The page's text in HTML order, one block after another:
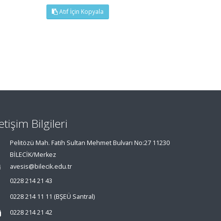
Atıf İçin Kopyala
Bilgileri
Pelitözü Mah. Fatih Sultan Mehmet Bulvarı No:27 11230
BİLECİK/Merkez
avesis@bilecik.edu.tr
0228 214 21 43
0228 214 11 11 (BŞEÜ Santral)
0228 214 21 42